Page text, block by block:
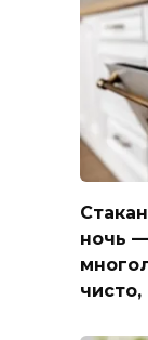
ночь
чисто,